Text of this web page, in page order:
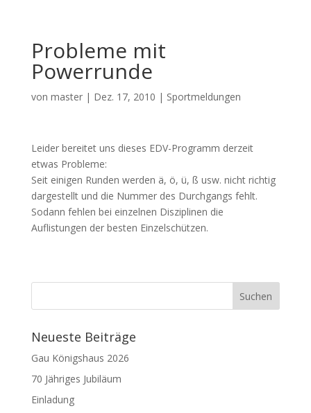
Probleme mit
Powerrunde
von master| Dez. 17, 2010 | Sportmeldungen
Leider bereitet uns dieses EDV-Programm derzeit
etwas Probleme:
Seit einigen Runden werden ä, ö, ü, ß usw. nicht richtig
dargestellt und die Nummer des Durchgangs fehlt.
Sodann fehlen bei einzelnen Disziplinen die
Auflistungen der besten Einzelschützen.
Neueste Beiträge
Gau Königshaus 2026
70 Jähriges Jubiläum
Einladung